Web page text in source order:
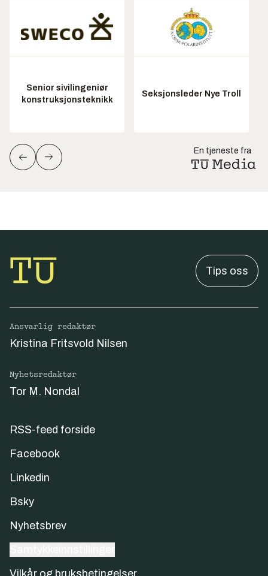
Senior sivilingeniør
konstruksjonsteknikk
Seksjonsleder Nye Troll
En tjeneste fra
Tips oss
Ansvarlig redaktør
Kristina Fritsvold Nilsen
Nyhetsredaktør
Tor M. Nondal
RSS-feed forside
Facebook
Linkedin
Bsky
Nyhetsbrev
Vilkår og bruksbetingelser